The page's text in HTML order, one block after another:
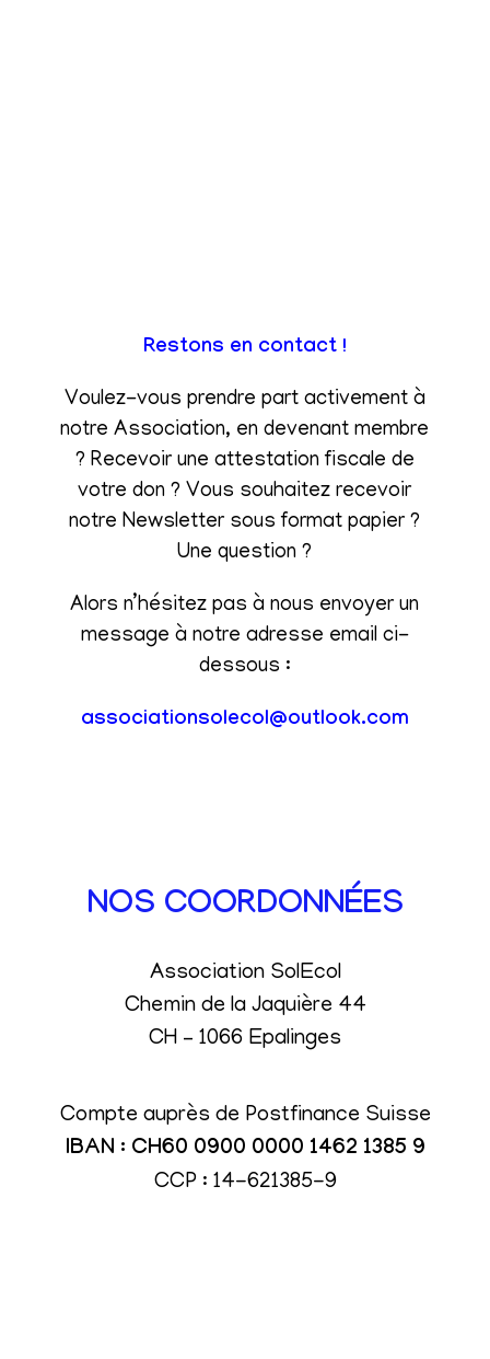
Restons en contact !
Voulez-vous prendre part activement à
notre Association, en devenant membre
? Recevoir une attestation fiscale de
votre don ? Vous souhaitez recevoir
notre Newsletter sous format papier ?
Une question ?
Alors n’hésitez pas à nous envoyer un
message à notre adresse email ci-
dessous :
associationsolecol@outlook.com
NOS COORDONNÉES
Association SolEcol
Chemin de la Jaquière 44
CH – 1066 Epalinges
Compte auprès de Postfinance Suisse
IBAN : CH60 0900 0000 1462 1385 9
CCP : 14-621385-9